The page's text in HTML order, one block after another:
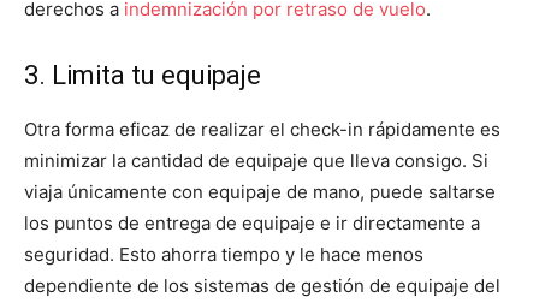
derechos a indemnización por retraso de vuelo.
3. Limita tu equipaje
Otra forma eficaz de realizar el check-in rápidamente es
minimizar la cantidad de equipaje que lleva consigo. Si
viaja únicamente con equipaje de mano, puede saltarse
los puntos de entrega de equipaje e ir directamente a
seguridad. Esto ahorra tiempo y le hace menos
dependiente de los sistemas de gestión de equipaje del